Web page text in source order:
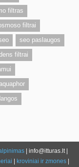
filtras
filtrai
seo paslaugos
filtrai
| info@itturas.lt |
kroviniai ir zmones